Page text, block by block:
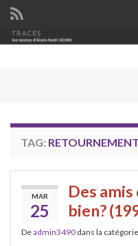
Search for:
TAG:
MAR
25
Des
bien?
Deadmin3490 dans la catégorie